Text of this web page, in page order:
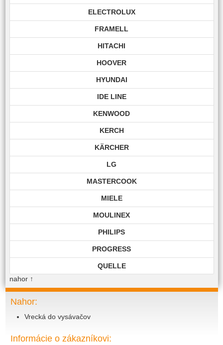
ELECTROLUX
FRAMELL
HITACHI
HOOVER
HYUNDAI
IDE LINE
KENWOOD
KERCH
KÄRCHER
LG
MASTERCOOK
MIELE
MOULINEX
PHILIPS
PROGRESS
QUELLE
SIEMENS
nahor↑
Nahor:
Vrecká do vysávačov
Informácie o zákazníkovi: